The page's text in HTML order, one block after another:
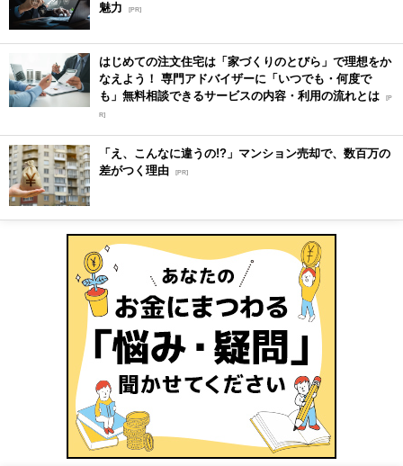
魅力
[PR]
はじめての注文住宅は「家づくりのとびら」で理想をか
なえよう！ 専門アドバイザーに「いつでも・何度で
も」無料相談できるサービスの内容・利用の流れとは [P
R]
「え、こんなに違うの!?」マンション売却で、数百万の
差がつく理由 [PR]